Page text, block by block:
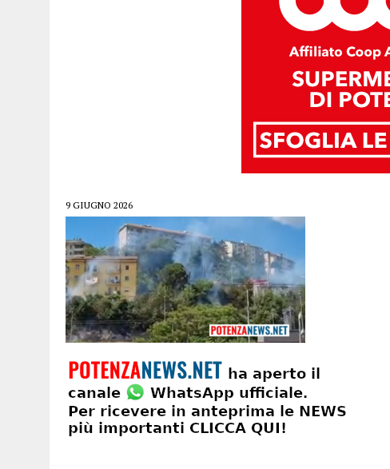
9 GIUGNO 2026